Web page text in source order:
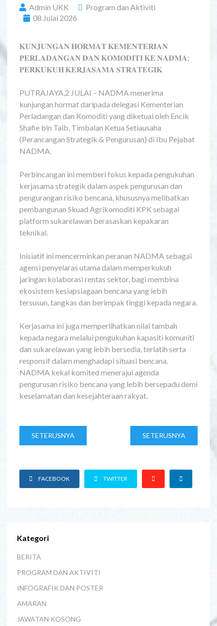
Admin UKK
Program dan Aktiviti
08 Julai 2026
𝐊𝐔𝐍𝐉𝐔𝐍𝐆𝐀𝐍 𝐇𝐎𝐑𝐌𝐀𝐓 𝐊𝐄𝐌𝐄𝐍𝐓𝐄𝐑𝐈𝐀𝐍
𝐏𝐄𝐑𝐋𝐀𝐃𝐀𝐍𝐆𝐀𝐍 𝐃𝐀𝐍 𝐊𝐎𝐌𝐎𝐃𝐈𝐓𝐈 𝐊𝐄 𝐍𝐀𝐃𝐌𝐀:
𝐏𝐄𝐑𝐊𝐔𝐊𝐔𝐇 𝐊𝐄𝐑𝐉𝐀𝐒𝐀𝐌𝐀 𝐒𝐓𝐑𝐀𝐓𝐄𝐆𝐈𝐊
PUTRAJAYA,2 JULAI – NADMA menerima
kunjungan hormat daripada delegasi Kementerian
Perladangan dan Komoditi yang diketuai oleh Encik
Shafie bin Taib, Timbalan Ketua Setiausaha
(Perancangan Strategik & Pengurusan) di Ibu Pejabat
NADMA.
Perbincangan ini memberi fokus kepada pengukuhan
kerjasama strategik dalam aspek pengurusan dan
pengurangan risiko bencana, khususnya melibatkan
pembangunan Skuad Agrikomoditi KPK sebagai
platform sukarelawan berasaskan kepakaran
teknikal.
Inisiatif ini mencerminkan peranan NADMA sebagai
agensi penyelaras utama dalam memperkukuh
jaringan kolaborasi rentas sektor, bagi membina
ekosistem kesiapsiagaan bencana yang lebih
tersusun, tangkas dan berimpak tinggi kepada negara.
Kerjasama ini juga memperlihatkan nilai tambah
kepada negara melalui pengukuhan kapasiti komuniti
dan sukarelawan yang lebih bersedia, terlatih serta
responsif dalam menghadapi situasi bencana.
NADMA kekal komited menerajui agenda
pengurusan risiko bencana yang lebih bersepadu demi
keselamatan dan kesejahteraan rakyat.
SETERUSNYA SETERUSNYA
FACEBOOK TWITTER
Kategori
BERITA
PROGRAM DAN AKTIVITI
INFOGRAFIK DAN POSTER
AMARAN
JAWATAN KOSONG